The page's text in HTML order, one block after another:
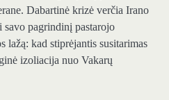
Dabartinė krizė verčia Irano
pagrindinį pastarojo
lažą: kad stiprėjantis susitarimas
izoliacija nuo Vakarų